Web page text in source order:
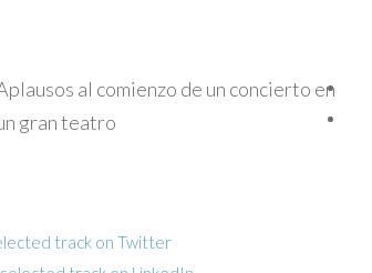
al comienzo de un concierto en
gran teatro